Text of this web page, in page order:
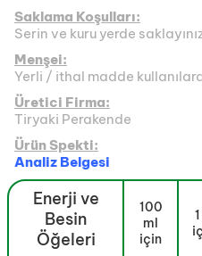
Saklama Koşulları:
Serin ve kuru yerde
Menşei:
Yerli / ithal madde
Üretici Firma:
Tiryaki Perakende
Ürün Spekti:
Analiz Belgesi
Enerji ve
Besin
Öğeleri
100
ml
için